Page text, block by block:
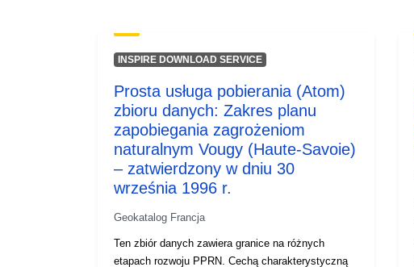
INSPIRE DOWNLOAD SERVICE
Prosta usługa pobierania (Atom)
zbioru danych: Zakres planu
zapobiegania zagrożeniom
naturalnym Vougy (Haute-Savoie)
– zatwierdzony w dniu 30
września 1996 r.
Geokatalog Francja
Ten zbiór danych zawiera granice na różnych
etapach rozwoju PPRN. Cechą charakterystyczną